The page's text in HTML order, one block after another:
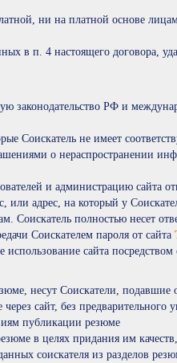
ни на платной основе
в п. 4 настоящего договора,
РФ и
Соискатель не имеет
о нераспространении
и администрацию cайта
или адрес, на который у
Соискатель полностью несет
Соискателем пароля от сайта
сайта посредством
несут Соискатели, подавшие
сайт, без предварительного
публикации резюме
в целях придания им
соискателя из разделов